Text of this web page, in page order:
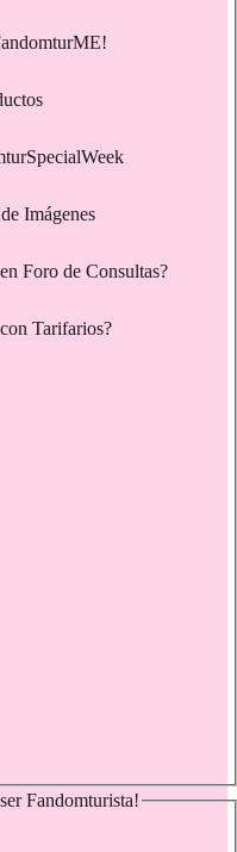
Imágenes
Foro de Consultas?
Tarifarios?
Fandomturista!